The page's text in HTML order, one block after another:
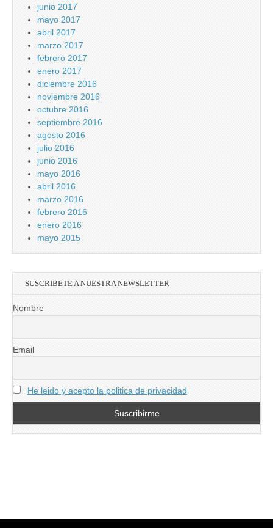
junio 2017
mayo 2017
abril 2017
marzo 2017
febrero 2017
enero 2017
diciembre 2016
noviembre 2016
octubre 2016
septiembre 2016
agosto 2016
julio 2016
junio 2016
mayo 2016
abril 2016
marzo 2016
febrero 2016
enero 2016
mayo 2015
SUSCRIBETE A NUESTRA NEWSLETTER
Nombre
Email
He leido y acepto la politica de privacidad